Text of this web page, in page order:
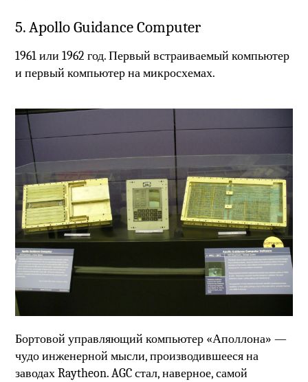
5. Apollo Guidance Computer
1961 или 1962 год. Первый встраиваемый компьютер
и первый компьютер на микросхемах.
Бортовой управляющий компьютер «Аполлона» —
чудо инженерной мысли, производившееся на
заводах Raytheon. AGC стал, наверное, самой